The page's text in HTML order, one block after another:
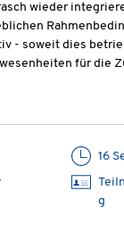
wieder
- soweit dies
für die
16
g